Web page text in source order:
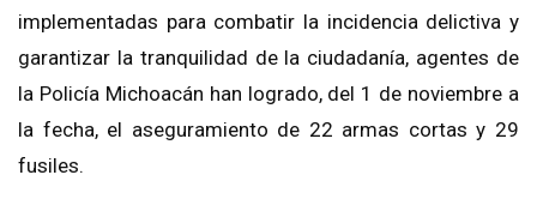
implementadas para combatir la incidencia delictiva y
garantizar la tranquilidad de la ciudadanía, agentes de
la Policía Michoacán han logrado, del 1 de noviembre a
la fecha, el aseguramiento de 22 armas cortas y 29
fusiles.